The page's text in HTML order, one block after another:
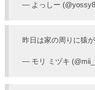
— よっしー
昨日は家の周りに猿
— モリ ミヅキ